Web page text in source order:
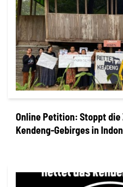
Online Petition: Stoppt
Kendeng-Gebirges in